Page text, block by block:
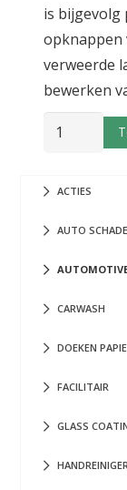
ACTIES
AUTO SCHADE
CARWASH
DOEKEN
FACILITAIR
GLASS
is bijgevolg
opknappen
verweerde
bewerken
KOCH
FINE
1
aantal